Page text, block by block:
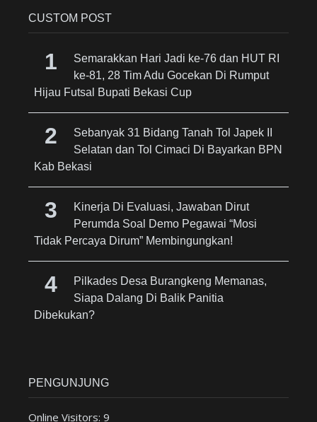
CUSTOM POST
Semarakkan Hari Jadi ke-76 dan HUT RI
ke-81, 28 Tim Adu Gocekan Di Rumput
Hijau Futsal Bupati Bekasi Cup
Sebanyak 31 Bidang Tanah Tol Japek II
Selatan dan Tol Cimaci Di Bayarkan BPN
Kab Bekasi
Kinerja Di Evaluasi, Jawaban Dirut
Perumda Soal Demo Pegawai “Mosi
Tidak Percaya Dirum” Membingungkan!
Pilkades Desa Burangkeng Memanas,
Siapa Dalang Di Balik Panitia
Dibekukan?
PENGUNJUNG
Online Visitors: 9